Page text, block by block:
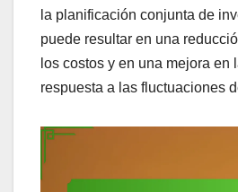
la planificación conjunta de
puede resultar en una
los costos y en una mejora en
respuesta a las fluctuaciones